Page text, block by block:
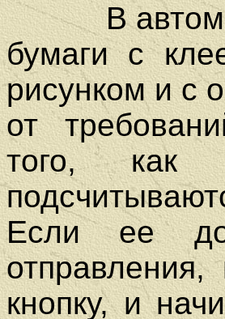
В
бумаги с
рисунком и с
от
того, как
Если ее
кнопку, и